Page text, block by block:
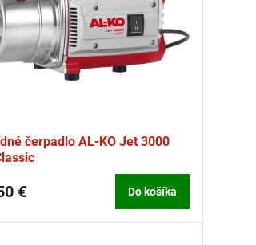
čerpadlo AL-KO Jet 3000
€ Do košíka